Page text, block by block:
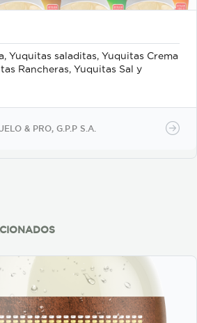
Yuquitas saladitas, Yuquitas Crema
Rancheras, Yuquitas Sal y
& PRO, G.P.P S.A.